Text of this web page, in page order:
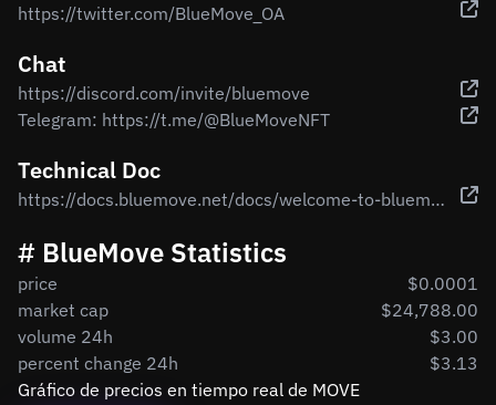
https://twitter.com/BlueMove_OA
Chat
https://discord.com/invite/bluemove
Telegram: https://t.me/@BlueMoveNFT
Technical Doc
https://docs.bluemove.net/docs/welcome-to-bluemove
# BlueMove Statistics
price
$0.0001
market cap
$24,788.00
volume 24h
$3.00
percent change 24h
$3.13
Gráfico de precios en tiempo real de MOVE